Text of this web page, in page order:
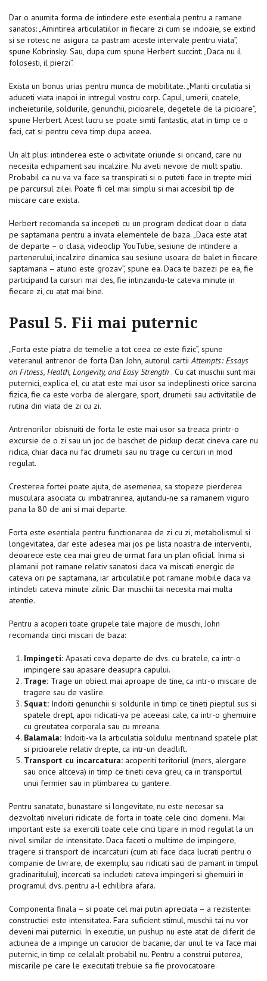
Dar o anumita forma de intindere este esentiala pentru a ramane
sanatos: „Amintirea articulatiilor in fiecare zi cum se indoaie, se extind
si se rotesc ne asigura ca pastram aceste intervale pentru viata”,
spune Kobrinsky. Sau, dupa cum spune Herbert succint: „Daca nu il
folosesti, il pierzi”.
Exista un bonus urias pentru munca de mobilitate. „Mariti circulatia si
aduceti viata inapoi in intregul vostru corp. Capul, umerii, coatele,
incheieturile, soldurile, genunchii, picioarele, degetele de la picioare”,
spune Herbert. Acest lucru se poate simti fantastic, atat in ​​timp ce o
faci, cat si pentru ceva timp dupa aceea.
Un alt plus: intinderea este o activitate oriunde si oricand, care nu
necesita echipament sau incalzire. Nu aveti nevoie de mult spatiu.
Probabil ca nu va va face sa transpirati si o puteti face in trepte mici
pe parcursul zilei. Poate fi cel mai simplu si mai accesibil tip de
miscare care exista.
Herbert recomanda sa incepeti cu un program dedicat doar o data
pe saptamana pentru a invata elementele de baza. „Daca este atat
de departe – o clasa, videoclip YouTube, sesiune de intindere a
partenerului, incalzire dinamica sau sesiune usoara de balet in fiecare
saptamana – atunci este grozav”, spune ea. Daca te bazezi pe ea, fie
participand la cursuri mai des, fie intinzandu-te cateva minute in
fiecare zi, cu atat mai bine.
Pasul 5. Fii mai puternic
„Forta este piatra de temelie a tot ceea ce este fizic”, spune
veteranul antrenor de forta Dan John, autorul cartiiAttempts: Essays
on Fitness, Health, Longevity, and Easy Strength . Cu cat muschii sunt mai
puternici, explica el, cu atat este mai usor sa indeplinesti orice sarcina
fizica, fie ca este vorba de alergare, sport, drumetii sau activitatile de
rutina din viata de zi cu zi.
Antrenorilor obisnuiti de forta le este mai usor sa treaca printr-o
excursie de o zi sau un joc de baschet de pickup decat cineva care nu
ridica, chiar daca nu fac drumetii sau nu trage cu cercuri in mod
regulat.
Cresterea fortei poate ajuta, de asemenea, sa stopeze pierderea
musculara asociata cu imbatranirea, ajutandu-ne sa ramanem viguro
pana la 80 de ani si mai departe.
Forta este esentiala pentru functionarea de zi cu zi, metabolismul si
longevitatea, dar este adesea mai jos pe lista noastra de interventii,
deoarece este cea mai greu de urmat fara un plan oficial. Inima si
plamanii pot ramane relativ sanatosi daca va miscati energic de
cateva ori pe saptamana, iar articulatiile pot ramane mobile daca va
intindeti cateva minute zilnic. Dar muschii tai necesita mai multa
atentie.
Pentru a acoperi toate grupele tale majore de muschi, John
recomanda cinci miscari de baza:
Impingeti: Apasati ceva departe de dvs. cu bratele, ca intr-o
impingere sau apasare deasupra capului.
Trage: Trage un obiect mai aproape de tine, ca intr-o miscare de
tragere sau de vaslire.
Squat: Indoiti genunchii si soldurile in timp ce tineti pieptul sus si
spatele drept, apoi ridicati-va pe aceeasi cale, ca intr-o ghemuire
cu greutatea corporala sau cu mreana.
Balamala: Indoiti-va la articulatia soldului mentinand spatele plat
si picioarele relativ drepte, ca intr-un deadlift.
Transport cu incarcatura: acoperiti teritoriul (mers, alergare
sau orice altceva) in timp ce tineti ceva greu, ca in transportul
unui fermier sau in plimbarea cu gantere.
Pentru sanatate, bunastare si longevitate, nu este necesar sa
dezvoltati niveluri ridicate de forta in toate cele cinci domenii. Mai
important este sa exerciti toate cele cinci tipare in mod regulat la un
nivel similar de intensitate. Daca faceti o multime de impingere,
tragere si transport de incarcaturi (cum ati face daca lucrati pentru o
companie de livrare, de exemplu, sau ridicati saci de pamant in timpul
gradinaritului), incercati sa includeti cateva impingeri si ghemuiri in
programul dvs. pentru a-l echilibra afara.
Componenta finala – si poate cel mai putin apreciata – a rezistentei
constructiei este intensitatea. Fara suficient stimul, muschii tai nu vor
deveni mai puternici. In executie, un pushup nu este atat de diferit de
actiunea de a impinge un carucior de bacanie, dar unul te va face mai
puternic, in timp ce celalalt probabil nu. Pentru a construi puterea,
miscarile pe care le executati trebuie sa fie provocatoare.